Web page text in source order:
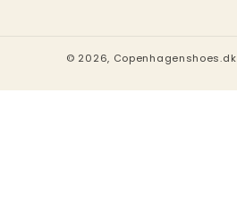
© 2026, Copenhagenshoes.dk